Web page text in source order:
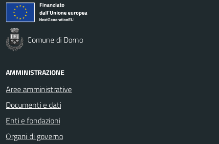
Comune di Dorno
AMMINISTRAZIONE
Aree amministrative
Documenti e dati
Enti e fondazioni
Organi di governo